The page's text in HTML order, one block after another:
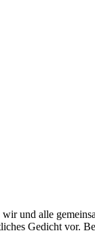
und alle
Gedicht vor.